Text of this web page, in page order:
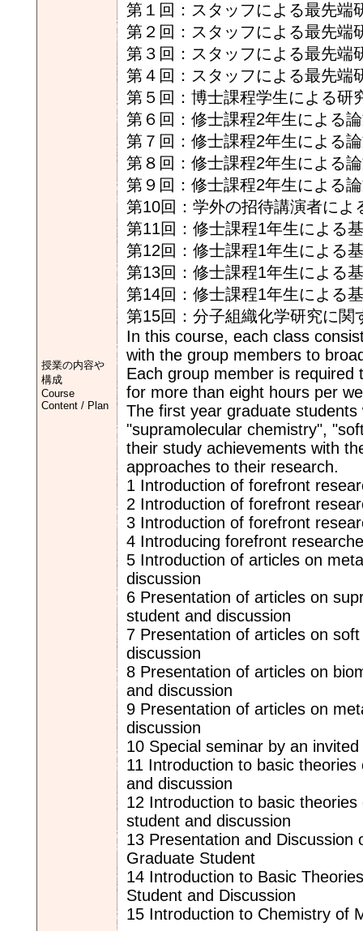
授業の内容や
構成
Course
Content / Plan
第１回：スタッフによる最先端
第２回：スタッフによる最先端
第３回：スタッフによる最先端
第４回：スタッフによる最先端
第５回：博士課程学生による研
第６回：修士課程2年生による
第７回：修士課程2年生による
第８回：修士課程2年生による
第９回：修士課程2年生による
第10回：学外の招待講演者によ
第11回：修士課程1年生による
第12回：修士課程1年生による
第13回：修士課程1年生による
第14回：修士課程1年生による
第15回：分子組織化学研究に
In this course, each class
with the group members to
Each group member is
for more than eight hours per
The first year graduate
"supramolecular chemistry",
their study achievements with
approaches to their research.
1 Introduction of forefront
2 Introduction of forefront
3 Introduction of forefront
4 Introducing forefront
5 Introduction of articles on
discussion
6 Presentation of articles on
student and discussion
7 Presentation of articles on
discussion
8 Presentation of articles on
and discussion
9 Presentation of articles on
discussion
10 Special seminar by an
11 Introduction to basic
and discussion
12 Introduction to basic
student and discussion
13 Presentation and
Graduate Student
14 Introduction to Basic
Student and Discussion
15 Introduction to Chemistry of